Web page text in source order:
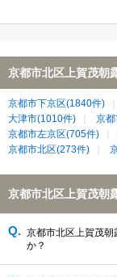
京都市北区上賀茂朝
京都市下京区(1840件)
大津市(1010件)
京
京都市左京区(705件)
京都市北区(273件)
京都市北区上賀茂朝
京都市北区上賀茂
か？